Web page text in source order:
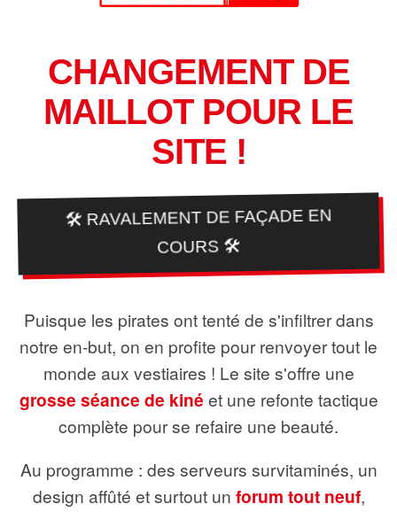
CHANGEMENT DE
MAILLOT POUR LE
SITE !
🛠️ RAVALEMENT DE FAÇADE EN
COURS 🛠️
Puisque les pirates ont tenté de s'infiltrer dans
notre en-but, on en profite pour renvoyer tout le
monde aux vestiaires ! Le site s'offre une
grosse séance de kiné et une refonte tactique
complète pour se refaire une beauté.
Au programme : des serveurs survitaminés, un
design affûté et surtout un forum tout neuf,